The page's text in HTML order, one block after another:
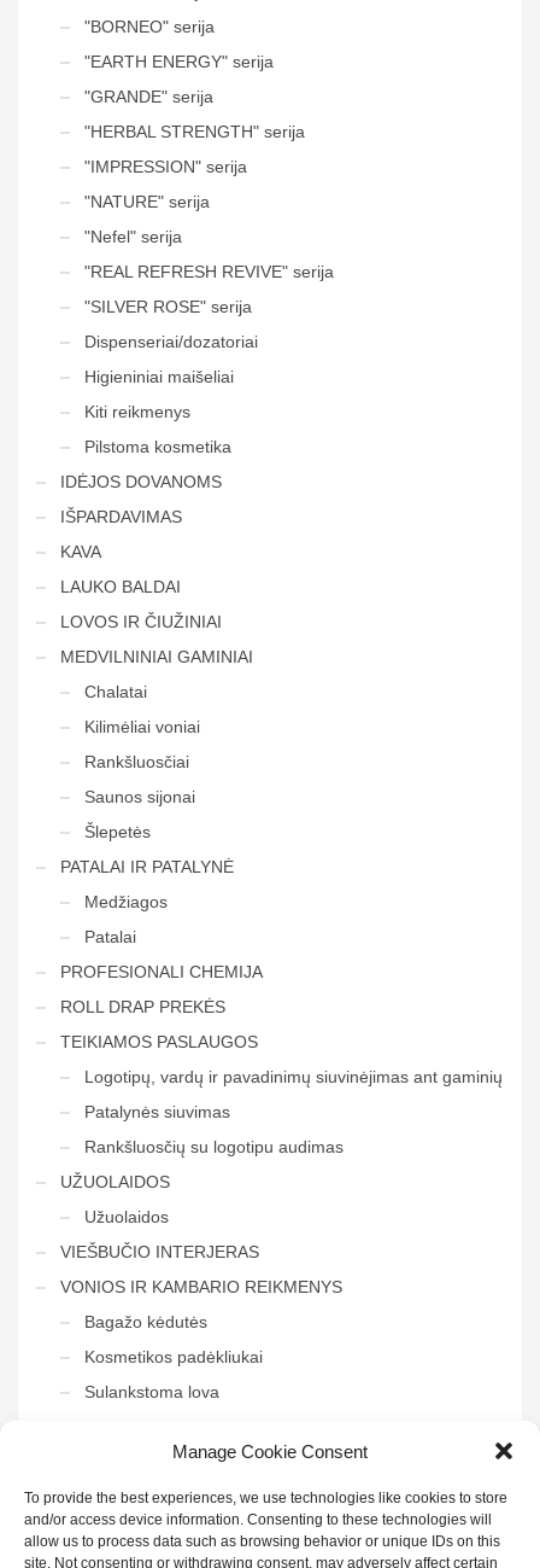
Manage Cookie Consent
To provide the best experiences, we use technologies like cookies to store
and/or access device information. Consenting to these technologies will
allow us to process data such as browsing behavior or unique IDs on this
site. Not consenting or withdrawing consent, may adversely affect certain
"BORNEO" serija
"EARTH ENERGY" serija
"GRANDE" serija
"HERBAL STRENGTH" serija
"IMPRESSION" serija
"NATURE" serija
"Nefel" serija
"REAL REFRESH REVIVE" serija
"SILVER ROSE" serija
Dispenseriai/dozatoriai
Higieniniai maišeliai
Kiti reikmenys
Pilstoma kosmetika
IDĖJOS DOVANOMS
IŠPARDAVIMAS
KAVA
LAUKO BALDAI
LOVOS IR ČIUŽINIAI
MEDVILNINIAI GAMINIAI
Chalatai
Kilimėliai voniai
Rankšluosčiai
Saunos sijonai
Šlepetės
PATALAI IR PATALYNĖ
Medžiagos
Patalai
PROFESIONALI CHEMIJA
ROLL DRAP PREKĖS
TEIKIAMOS PASLAUGOS
Logotipų, vardų ir pavadinimų siuvinėjimas ant gaminių
Patalynės siuvimas
Rankšluosčių su logotipu audimas
UŽUOLAIDOS
Užuolaidos
VIEŠBUČIO INTERJERAS
VONIOS IR KAMBARIO REIKMENYS
Bagažo kėdutės
Kosmetikos padėkliukai
Sulankstoma lova
Veidrodis į vonią